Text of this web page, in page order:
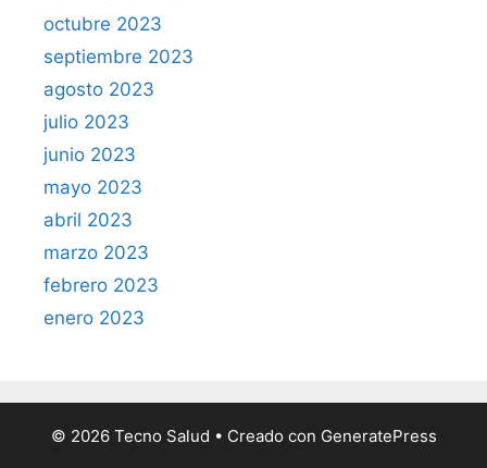
octubre 2023
septiembre 2023
agosto 2023
julio 2023
junio 2023
mayo 2023
abril 2023
marzo 2023
febrero 2023
enero 2023
© 2026 Tecno Salud • Creado con GeneratePress